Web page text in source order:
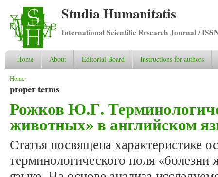
Studia Humanitatis
International Scientific Research Journal /
Home About Editorial Board Instructions for authors
You are here
Home
proper terms
Рожков Ю.Г.
животных» в английском
Статья посвящена характеристике
терминологического поля